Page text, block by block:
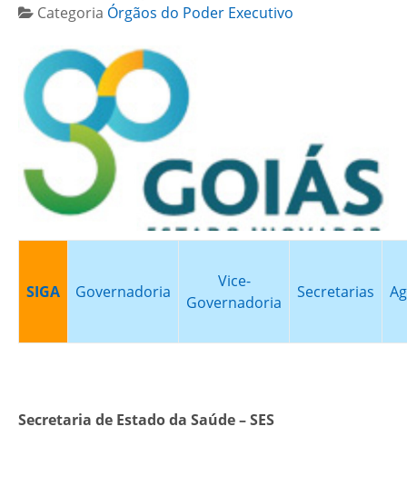
Categoria Órgãos do Poder Executivo
SIGA Governadoria
Vice-
Governadoria
Secretarias
Secretaria de Estado da Saúde – SES